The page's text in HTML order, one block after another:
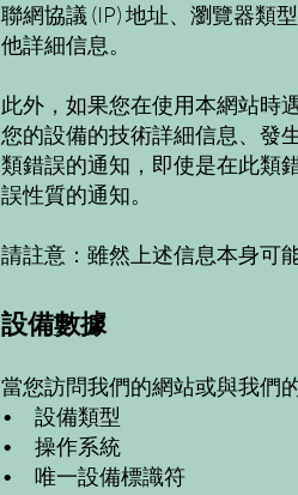
聯網協議 (IP) 地址、瀏覽器類
他詳細信息。
此外，如果您在使用本網站時
您的設備的技術詳細信息、發
類錯誤的通知，即使是在此類
誤性質的通知。
請註意：雖然上述信息本身可
設備數據
當您訪問我們的網站或與我們
• 設備類型
• 操作系統
• 唯一設備標識符